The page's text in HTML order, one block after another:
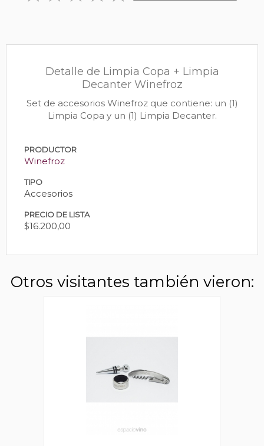
Detalle de Limpia Copa + Limpia
Decanter Winefroz
Set de accesorios Winefroz que contiene: un (1)
Limpia Copa y un (1) Limpia Decanter.
PRODUCTOR
Winefroz
TIPO
Accesorios
PRECIO DE LISTA
$16.200,00
Otros visitantes también vieron: